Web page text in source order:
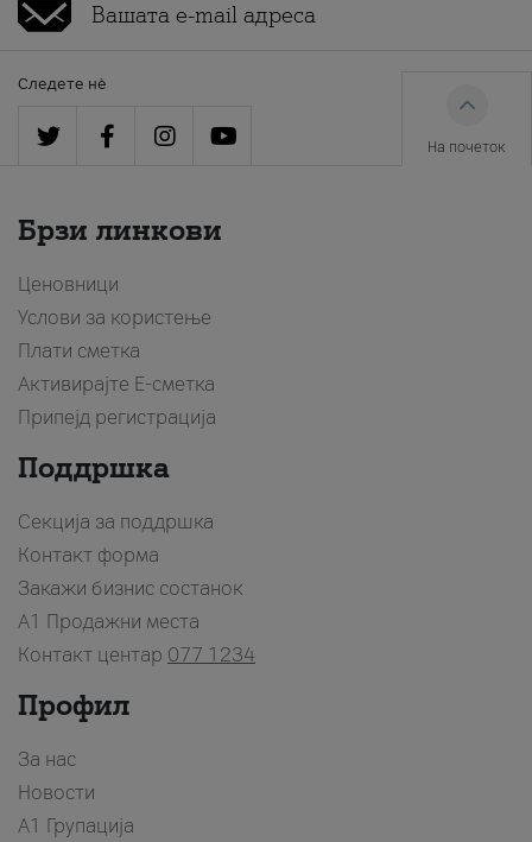
Следете нè
На почеток
Брзи линкови
Ценовници
Услови за користење
Плати сметка
Активирајте Е-сметка
Припејд регистрација
Поддршка
Секција за поддршка
Контакт форма
Закажи бизнис состанок
A1 Продажни места
Контакт центар 077 1234
Профил
За нас
Новости
А1 Групација